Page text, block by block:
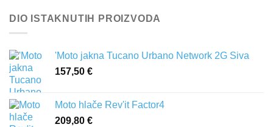
DIO ISTAKNUTIH PROIZVODA
'Moto jakna Tucano Urbano Network 2G Siva
157,50 €
Moto hlače Rev'it Factor4
209,80 €